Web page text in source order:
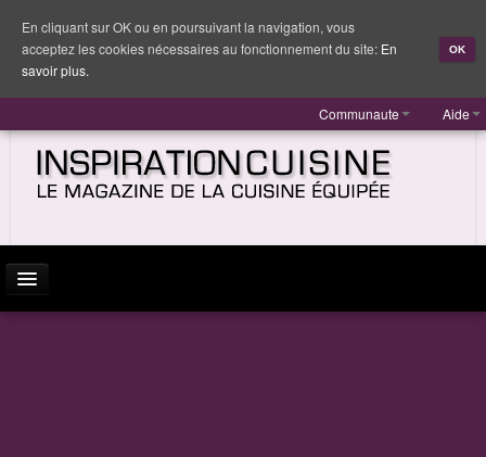
Communaute Aide
En cliquant sur OK ou en poursuivant la navigation, vous
acceptez les cookies nécessaires au fonctionnement du site: En
savoir plus.
OK